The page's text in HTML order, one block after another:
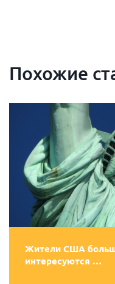
Похожие
Жители США
интересуются …